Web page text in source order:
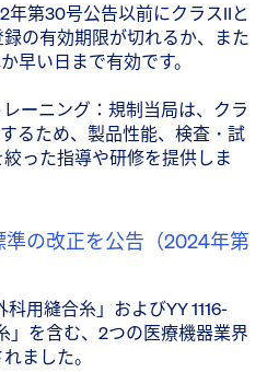
第30号公告以前にクラスIIと
の有効期限が切れるか、また
早い日まで有効です。
ーニング：規制当局は、クラ
るため、製品性能、検査・試
った指導や研修を提供しま
の改正を公告（2024年第
用縫合糸」およびYY 1116-
を含む、2つの医療機器業界
ました。